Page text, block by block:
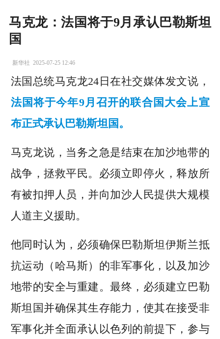
马克龙：法国将于9月承认巴勒斯坦
国
新华社 2025-07-25 12:46
法国总统马克龙24日在社交媒体发文说，
法国将于今年9月召开的联合国大会上宣
布正式承认巴勒斯坦国。
马克龙说，当务之急是结束在加沙地带的
战争，拯救平民。必须立即停火，释放所
有被扣押人员，并向加沙人民提供大规模
人道主义援助。
他同时认为，必须确保巴勒斯坦伊斯兰抵
抗运动（哈马斯）的非军事化，以及加沙
地带的安全与重建。最终，必须建立巴勒
斯坦国并确保其生存能力，使其在接受非
军事化并全面承认以色列的前提下，参与